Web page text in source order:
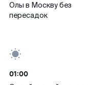
Олы в Москву без
пересадок
01:00